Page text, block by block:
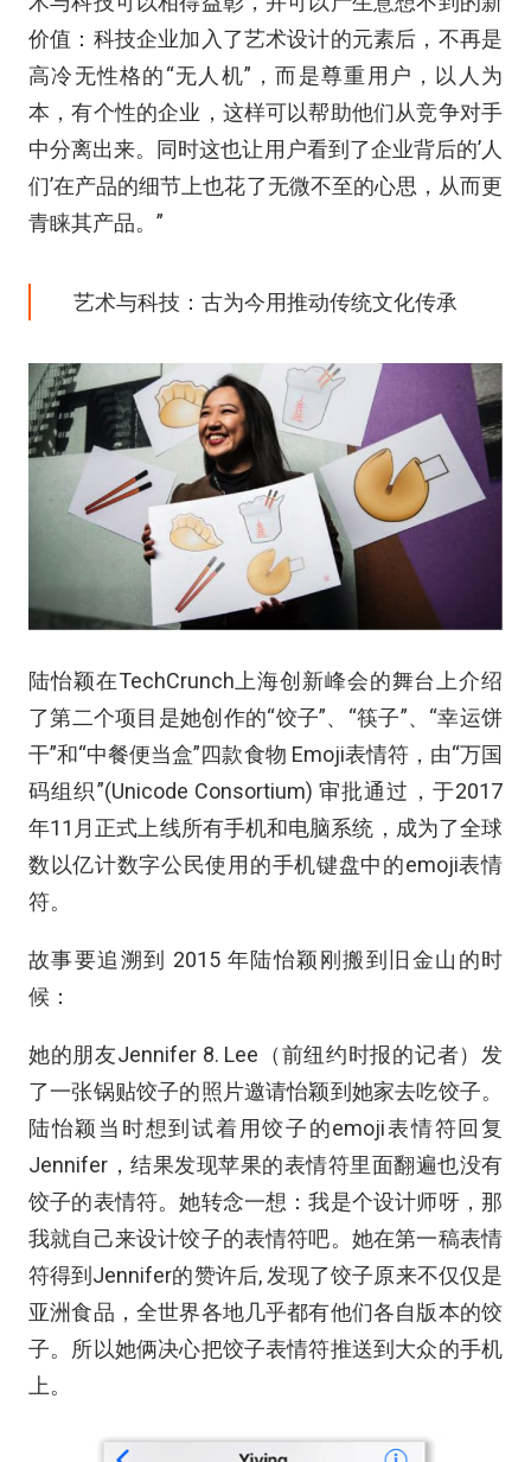
价值：科技企业加入了艺术设计的元素后，不再是
高冷无性格的“无人机”，而是尊重用户，以人为
本，有个性的企业，这样可以帮助他们从竞争对手
中分离出来。同时这也让用户看到了企业背后的’人
们’在产品的细节上也花了无微不至的心思，从而更
青睐其产品。”
艺术与科技：古为今用推动传统文化传承
陆怡颖在TechCrunch上海创新峰会的舞台上介绍
了第二个项目是她创作的“饺子”、“筷子”、“幸运饼
干”和“中餐便当盒”四款食物 Emoji表情符，由“万国
码组织”(Unicode Consortium) 审批通过，于2017
年11月正式上线所有手机和电脑系统，成为了全球
数以亿计数字公民使用的手机键盘中的emoji表情
符。
故事要追溯到 2015 年陆怡颖刚搬到旧金山的时
候：
她的朋友Jennifer 8. Lee（前纽约时报的记者）发
了一张锅贴饺子的照片邀请怡颖到她家去吃饺子。
陆怡颖当时想到试着用饺子的emoji表情符回复
Jennifer，结果发现苹果的表情符里面翻遍也没有
饺子的表情符。她转念一想：我是个设计师呀，那
我就自己来设计饺子的表情符吧。她在第一稿表情
符得到Jennifer的赞许后, 发现了饺子原来不仅仅是
亚洲食品，全世界各地几乎都有他们各自版本的饺
子。所以她俩决心把饺子表情符推送到大众的手机
上。